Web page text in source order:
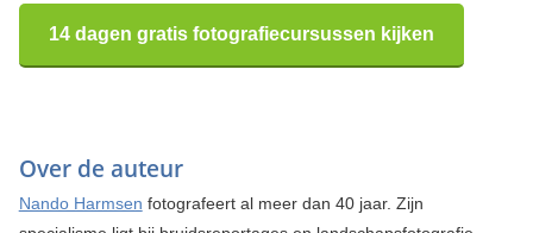
14 dagen gratis fotografiecursussen kijken
Over de auteur
Nando Harmsen fotografeert al meer dan 40 jaar. Zijn